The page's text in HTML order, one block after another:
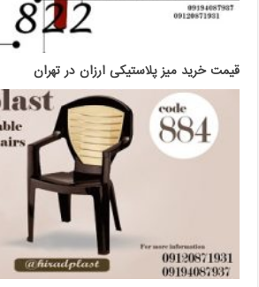
قیمت خرید میز پلاستیکی ارزان در تهران